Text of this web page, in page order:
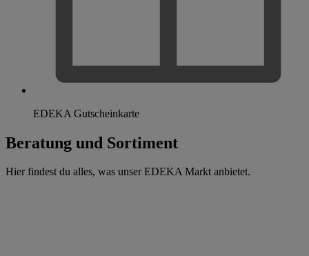
EDEKA Gutscheinkarte
Beratung und Sortiment
Hier findest du alles, was unser EDEKA Markt anbietet.